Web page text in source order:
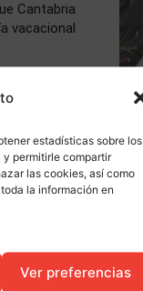
estadísticas sobre los
y permitirle compartir
las cookies, así como
la información en
Ver preferencias
Cantabria
vacacional
de